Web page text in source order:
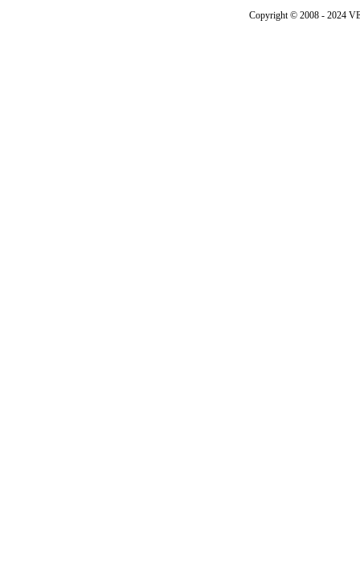
Copyright © 2008 - 2024